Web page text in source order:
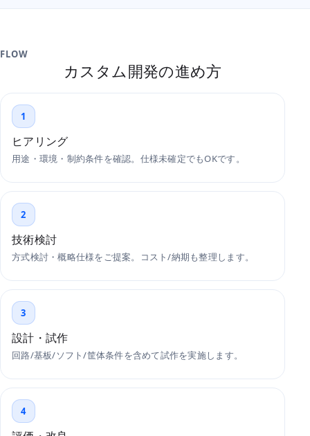
FLOW
カスタム開発の進め方
1
ヒアリング
用途・環境・制約条件を確認。仕様未確定でもOKです。
2
技術検討
方式検討・概略仕様をご提案。コスト/納期も整理します。
3
設計・試作
回路/基板/ソフト/筐体条件を含めて試作を実施します。
4